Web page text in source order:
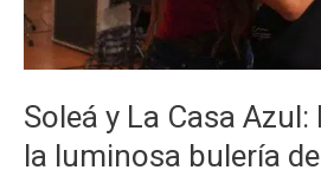
Soleá y La Casa
la luminosa bulería